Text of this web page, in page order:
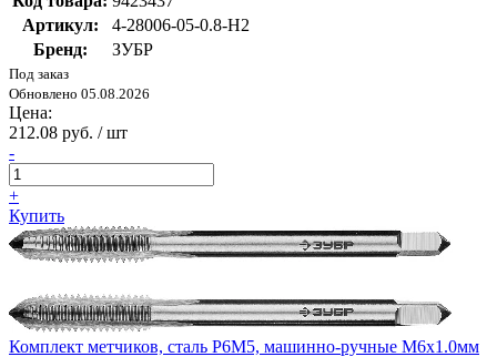
Артикул:
4-28006-05-0.8-H2
Бренд:
ЗУБР
Под заказ
Обновлено 05.08.2026
Цена:
212.08 руб. / шт
-
+
Купить
Комплект метчиков, сталь Р6М5, машинно-ручные М6x1.0мм